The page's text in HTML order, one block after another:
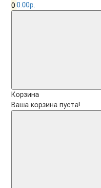
0 0.00р.
Корзина
Ваша корзина пуста!